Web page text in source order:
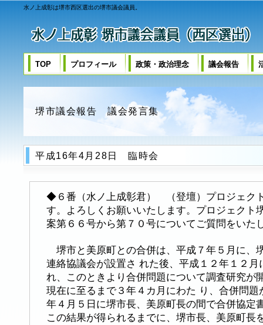
水ノ上成彰は堺市西区選出の堺市議会議員。
堺市議会報告 議会発言集
平成16年4月28日 臨時会
◆６番（水ノ上成彰君） （登壇）プロジェク
す。よろしくお願いいたします。プロジェクト
案第６６号から第７０号についてご質問をいた
堺市と美原町との合併は、平成７年５月に、
連絡協議会が設置さ れた後、平成１２年１２
れ、このときより合併問題について調査研究が
現在に至るまで３年４カ月にわた り、合併問
年４月５日に堺市長、美原町長の間で合併協定
この結果が得られるまでに、堺市長、美原町長
TOP プロフィール 政策・政治理念 議会報告